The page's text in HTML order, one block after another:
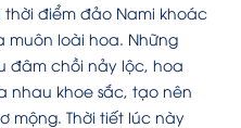
điểm đảo Nami khoác
muôn loài hoa. Những
đâm chồi nảy lộc, hoa
nhau khoe sắc, tạo nên
mộng. Thời tiết lúc này